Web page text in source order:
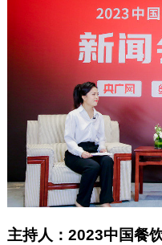
主持人：2023中国餐